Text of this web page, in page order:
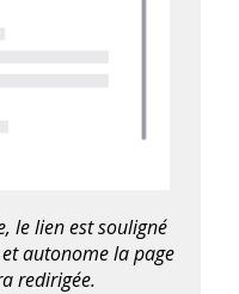
le lien est souligné
autonome la page
redirigée.